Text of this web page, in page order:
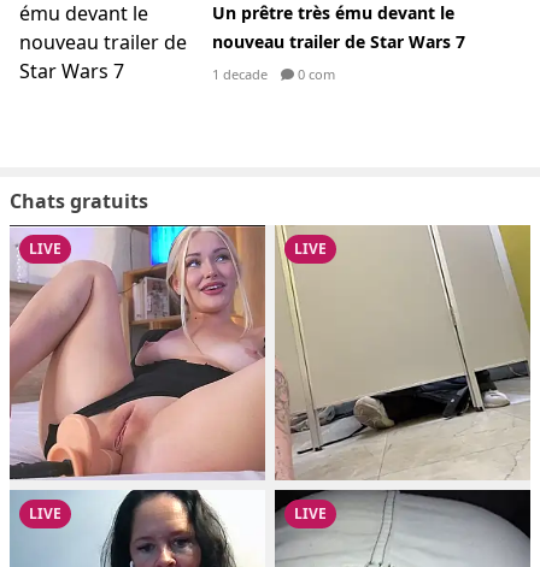
Un prêtre très ému devant le
nouveau trailer de Star Wars 7
1 decade 0 com
Chats gratuits